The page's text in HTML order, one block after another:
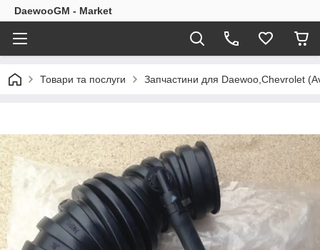
DaewooGM - Market
Товари та послуги Запчастини для Daewoo,Chevrolet